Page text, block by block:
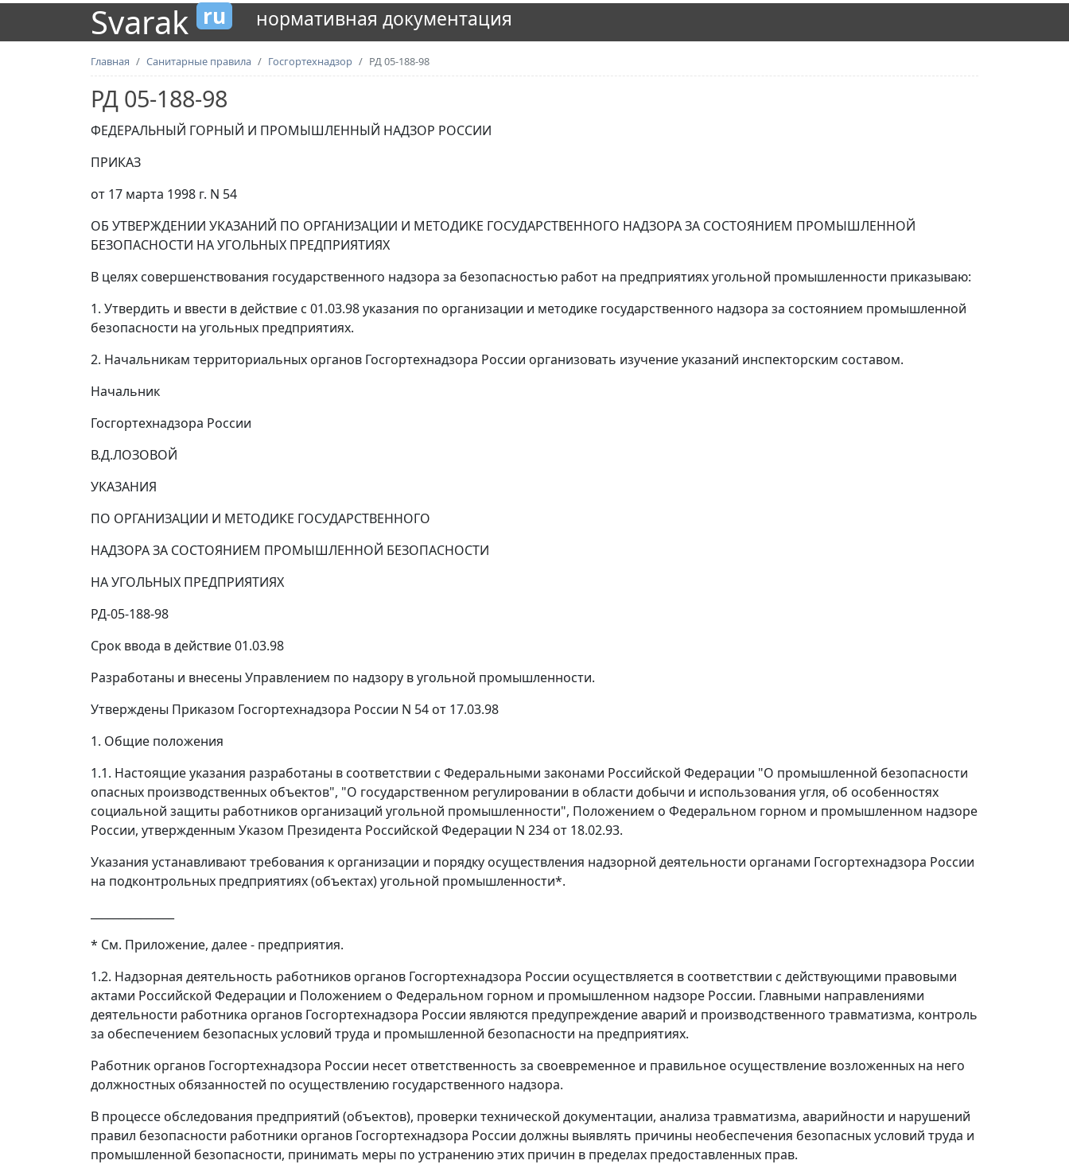
Svarak ru нормативная документация
Главная Санитарные правила Госгортехнадзор РД 05-188-98
РД 05-188-98
ФЕДЕРАЛЬНЫЙ ГОРНЫЙ И ПРОМЫШЛЕННЫЙ НАДЗОР РОССИИ
ПРИКАЗ
от 17 марта 1998 г. N 54
ОБ УТВЕРЖДЕНИИ УКАЗАНИЙ ПО ОРГАНИЗАЦИИ И МЕТОДИКЕ ГОСУДАРСТВЕННОГО НАДЗОРА ЗА СОСТОЯНИЕМ ПРОМЫШЛЕННОЙ
БЕЗОПАСНОСТИ НА УГОЛЬНЫХ ПРЕДПРИЯТИЯХ
В целях совершенствования государственного надзора за безопасностью работ на предприятиях угольной промышленности приказываю:
1. Утвердить и ввести в действие с 01.03.98 указания по организации и методике государственного надзора за состоянием промышленной
безопасности на угольных предприятиях.
2. Начальникам территориальных органов Госгортехнадзора России организовать изучение указаний инспекторским составом.
Начальник
Госгортехнадзора России
В.Д.ЛОЗОВОЙ
УКАЗАНИЯ
ПО ОРГАНИЗАЦИИ И МЕТОДИКЕ ГОСУДАРСТВЕННОГО
НАДЗОРА ЗА СОСТОЯНИЕМ ПРОМЫШЛЕННОЙ БЕЗОПАСНОСТИ
НА УГОЛЬНЫХ ПРЕДПРИЯТИЯХ
РД-05-188-98
Срок ввода в действие 01.03.98
Разработаны и внесены Управлением по надзору в угольной промышленности.
Утверждены Приказом Госгортехнадзора России N 54 от 17.03.98
1. Общие положения
1.1. Настоящие указания разработаны в соответствии с Федеральными законами Российской Федерации "О промышленной безопасности
опасных производственных объектов", "О государственном регулировании в области добычи и использования угля, об особенностях
социальной защиты работников организаций угольной промышленности", Положением о Федеральном горном и промышленном надзоре
России, утвержденным Указом Президента Российской Федерации N 234 от 18.02.93.
Указания устанавливают требования к организации и порядку осуществления надзорной деятельности органами Госгортехнадзора России
на подконтрольных предприятиях (объектах) угольной промышленности*.
* См. Приложение, далее - предприятия.
1.2. Надзорная деятельность работников органов Госгортехнадзора России осуществляется в соответствии с действующими правовыми
актами Российской Федерации и Положением о Федеральном горном и промышленном надзоре России. Главными направлениями
деятельности работника органов Госгортехнадзора России являются предупреждение аварий и производственного травматизма, контроль
за обеспечением безопасных условий труда и промышленной безопасности на предприятиях.
Работник органов Госгортехнадзора России несет ответственность за своевременное и правильное осуществление возложенных на него
должностных обязанностей по осуществлению государственного надзора.
В процессе обследования предприятий (объектов), проверки технической документации, анализа травматизма, аварийности и нарушений
правил безопасности работники органов Госгортехнадзора России должны выявлять причины необеспечения безопасных условий труда и
промышленной безопасности, принимать меры по устранению этих причин в пределах предоставленных прав.